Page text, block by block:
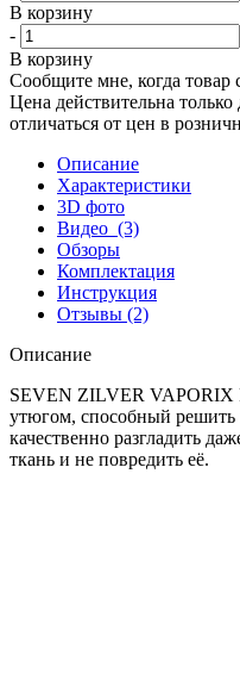
В корзину
-
В корзину
Сообщите мне, когда товар
Цена действительна
отличаться от цен в
Описание
Характеристики
3D фото
Видео (3)
Обзоры
Комплектация
Инструкция
Отзывы (2)
Описание
SEVEN ZILVER VAPORIX
утюгом, способный
качественно разгладить
ткань и не повредить её.